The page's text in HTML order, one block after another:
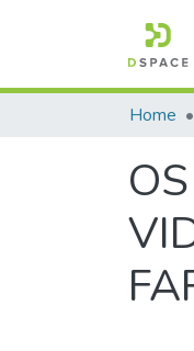
Home